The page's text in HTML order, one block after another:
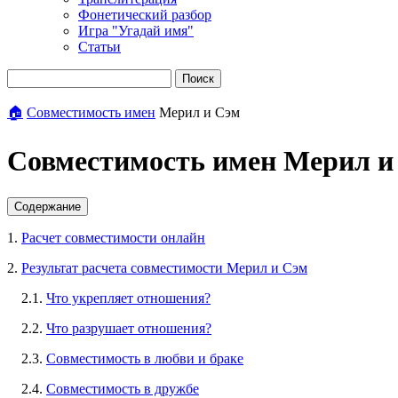
Фонетический разбор
Игра "Угадай имя"
Статьи
Поиск
🏠 Совместимость имен Мерил и Сэм
Совместимость имен Мерил
Содержание
1. Расчет совместимости онлайн
2. Результат расчета совместимости Мерил и Сэм
2.1. Что укрепляет отношения?
2.2. Что разрушает отношения?
2.3. Совместимость в любви и браке
2.4. Совместимость в дружбе